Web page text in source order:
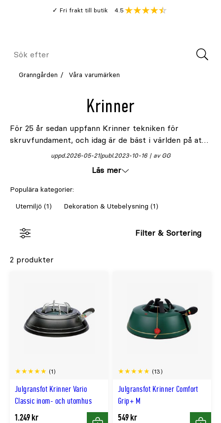
Fri frakt till butik
Genomsnitt
4.5
Meny
Sök
Granngården Våra varumärken
Krinner
För 25 år sedan uppfann Krinner tekniken för
skruvfundament, och idag är de bäst i världen på att
erbjuda smarta och miljövänliga lösningar för
enkel. För smått och stort, inklusive julgransfötter.
publ.2023-10-16
uppd.2026-05-21 av GG
Läs mer
Populära kategorier:
Utemiljö (1)
Dekoration & Utebelysning (1)
Filter & Sortering
2 produkter
Julgransfot Krinner Vario
Classic inom- och utomhus
(1)
1.249 kr
Julgransfot Krinner Comfort
Grip+ M
(13)
549 kr